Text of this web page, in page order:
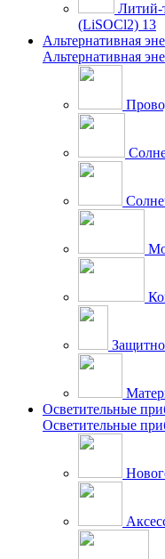
Литий-
(LiSOCl2) 13
Альтернативная
Альтернативная
Осветительные
Осветительные